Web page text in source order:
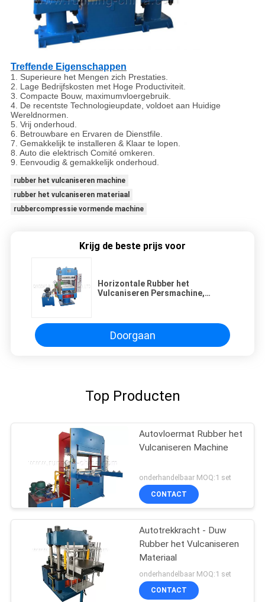
Treffende Eigenschappen
1. Superieure het Mengen zich Prestaties.
2. Lage Bedrijfskosten met Hoge Productiviteit.
3. Compacte Bouw, maximumvloergebruik.
4. De recentste Technologieupdate, voldoet aan Huidige
Wereldnormen.
5. Vrij onderhoud.
6. Betrouwbare en Ervaren de Dienstfile.
7. Gemakkelijk te installeren & Klaar te lopen.
8. Auto die elektrisch Comité omkeren.
9. Eenvoudig & gemakkelijk onderhoud.
rubber het vulcaniseren machine
rubber het vulcaniseren materiaal
rubbercompressie vormende machine
Krijg de beste prijs voor
Horizontale Rubber het
Vulcaniseren Persmachine,
Doorgaan
Top Producten
Autovloermat Rubber het
Vulcaniseren Machine
onderhandelbaar MOQ:1 set
CONTACT
Autotrekkracht - Duw
Rubber het Vulcaniseren
Materiaal
onderhandelbaar MOQ:1 set
CONTACT